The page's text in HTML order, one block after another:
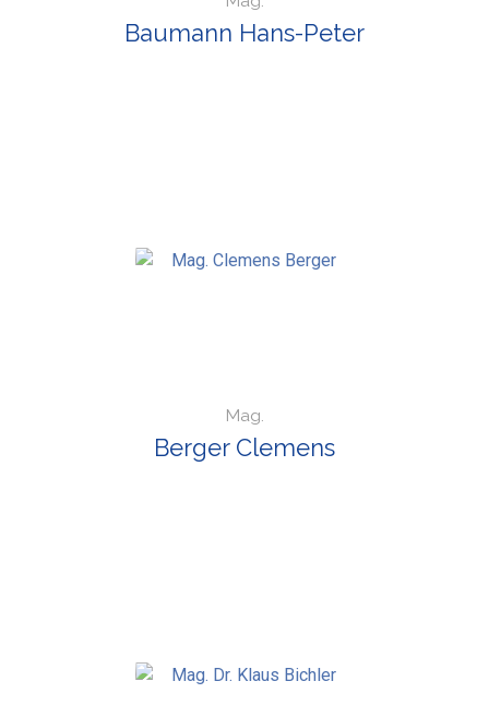
Baumann Hans-Peter
Mag.
Berger Clemens